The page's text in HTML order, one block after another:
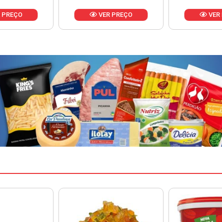
PREÇO VER PREÇO VER